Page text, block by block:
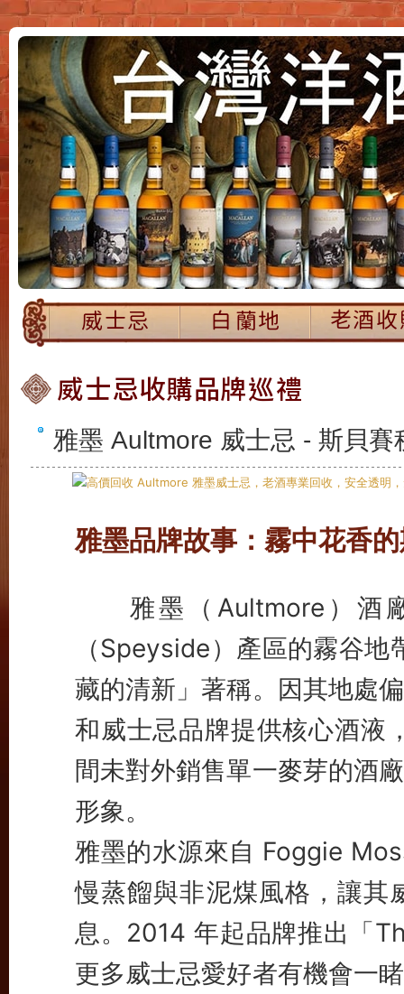
雅墨 Aultmore 威士忌 - 斯貝
雅墨品牌故事：霧中花香
雅墨（Aultmore）酒
（Speyside）產區的霧谷
藏的清新」著稱。因其地處
和威士忌品牌提供核心酒液
間未對外銷售單一麥芽的酒
形象。
雅墨的水源來自 Foggie
慢蒸餾與非泥煤風格，讓其
息。2014 年起品牌推出「
更多威士忌愛好者有機會一